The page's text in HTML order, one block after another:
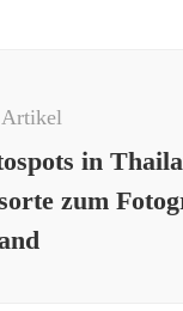
Artikel
in
zum